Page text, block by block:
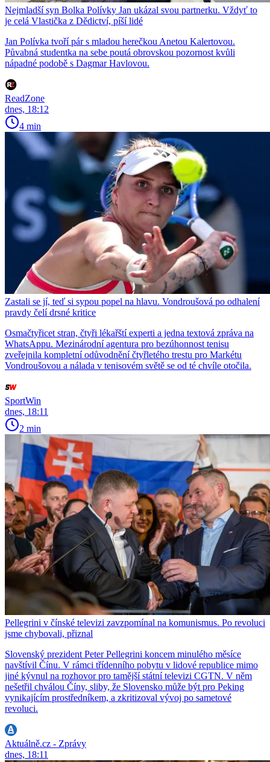
Nejmladší syn Bolka Polívky Jan ukázal svou partnerku. Vždyť to
je celá Vlastička z Dědictví, píší lidé
Jan Polívka tvoří pár s mladou herečkou Anetou Kalertovou.
Půvabná studentka na sebe poutá obrovskou pozornost kvůli
nápadné podobě s Dagmar Havlovou.
ReadZone
dnes, 18:12
4 min
Zastali se jí, teď si sypou popel na hlavu. Vondroušová po odhalení
pravdy čelí drsné kritice
Osmačtyřicet stran, čtyři lékařští experti a jedna textová zpráva na
WhatsAppu. Mezinárodní agentura pro bezúhonnost tenisu
zveřejnila kompletní odůvodnění čtyřletého trestu pro Markétu
Vondroušovou a nálada v tenisovém světě se od té chvíle otočila.
SportWin
dnes, 18:11
2 min
Pellegrini v čínské televizi zavzpomínal na komunismus. Po revoluci
jsme chybovali, přiznal
Slovenský prezident Peter Pellegrini koncem minulého měsíce
navštívil Čínu. V rámci třídenního pobytu v lidové republice mimo
jiné kývnul na rozhovor pro tamější státní televizi CGTN. V něm
nešetřil chválou Číny, sliby, že Slovensko může být pro Peking
vynikajícím prostředníkem, a zkritizoval vývoj po sametové
revoluci.
Aktuálně.cz - Zprávy
dnes, 18:11